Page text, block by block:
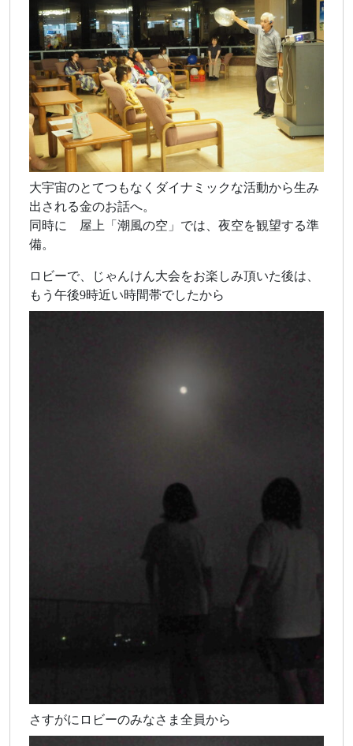
大宇宙のとてつもなくダイナミックな活動から生み
出される金のお話へ。
同時に 屋上「潮風の空」では、夜空を観望する準
備。
ロビーで、じゃんけん大会をお楽しみ頂いた後は、
もう午後9時近い時間帯でしたから
さすがにロビーのみなさま全員から